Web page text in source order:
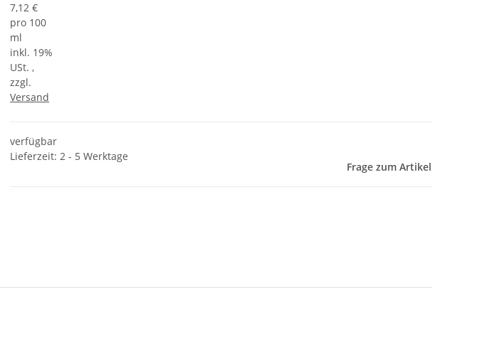
7,12 €
pro 100
ml
inkl. 19%
USt. ,
zzgl.
Versand
verfügbar
Lieferzeit: 2 - 5 Werktage
Frage zum Artikel